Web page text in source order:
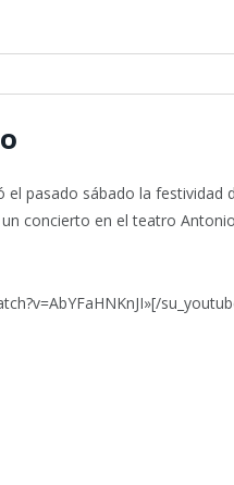
pasado sábado la festividad
concierto en el teatro